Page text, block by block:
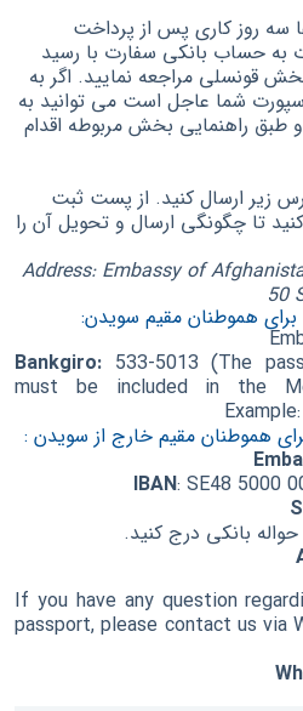
سه روز کاری پس از پرداخت
به حساب بانکی سفارت با رسید
قونسلی مراجعه نمایید. اگر به
شما عاجل است می توانید به
راهنمایی بخش مربوطه اقدام
زیر ارسال کنید. از پست ثبت
تا چگونگی ارسال و تحویل آن را
Address: Embassy of
50
هموطنان مقیم سویدن:
Bankgiro: 533-5013 (The
must be included in the
هموطنان مقیم خارج از سویدن :
IBAN: SE48 5000
بانکی درج کنید.
If you have any question
passport, please contact us via